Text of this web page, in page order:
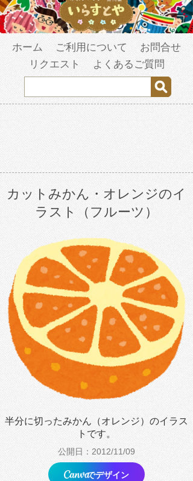
ホーム ご利用について
お問合せ
リクエスト
よくあるご質問
カットみかん・オレンジのイ
ラスト（フルーツ）
半分に切ったみかん（オレンジ）のイラス
トです。
公開日：2012/11/09
でデザイン